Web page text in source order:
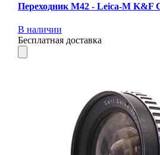
Переходник M42 - Leica-M K&F
В наличии
Бесплатная доставка